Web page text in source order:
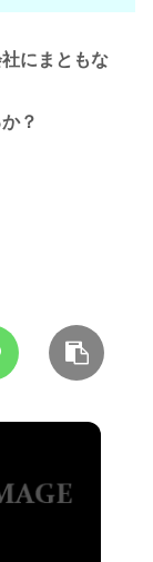
にまともな
？